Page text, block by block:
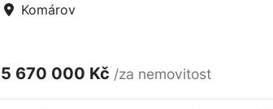
Komárov
5 670 000 Kč /za nemovitost